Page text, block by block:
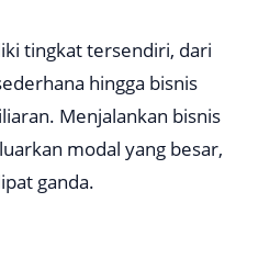
tingkat tersendiri, dari
hingga bisnis
Menjalankan bisnis
modal yang besar,
ganda.